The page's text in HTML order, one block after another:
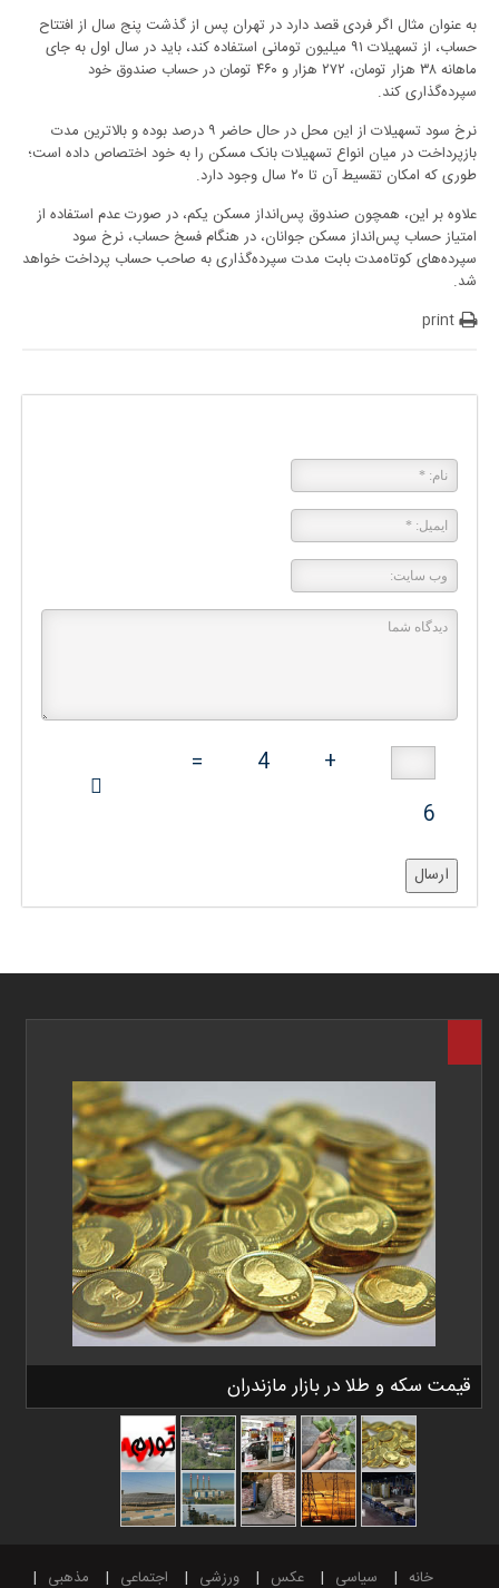
به عنوان مثال اگر فردی قصد دارد در تهران پس از گذشت پنج سال از افتتاح
حساب، از تسهیلات ۹۱ میلیون تومانی استفاده کند، باید در سال اول به جای
ماهانه ۳۸ هزار تومان، ۲۷۲ هزار و ۴۶۰ تومان در حساب صندوق خود
سپرده‌گذاری کند.
نرخ سود تسهیلات از این محل در حال حاضر ۹ درصد بوده و بالاترین مدت
بازپرداخت در میان انواع تسهیلات بانک مسکن را به خود اختصاص داده است؛
طوری که امکان تقسیط آن تا ۲۰ سال وجود دارد.
علاوه بر این، همچون صندوق پس‌انداز مسکن یکم، در صورت عدم استفاده از
امتیاز حساب پس‌انداز مسکن جوانان، در هنگام فسخ حساب، نرخ سود
سپرده‌های کوتاه‌مدت بابت مدت سپرده‌گذاری به صاحب حساب پرداخت خواهد
شد.
print
+
4
=
6
ارسال
قیمت سکه و طلا در بازار مازندران
خانه سیاسی عکس ورزشی اجتماعی مذهبی